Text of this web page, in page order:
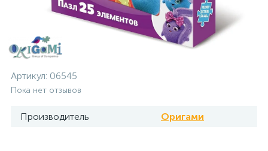
Артикул: 06545
Пока нет отзывов
Производитель Оригами